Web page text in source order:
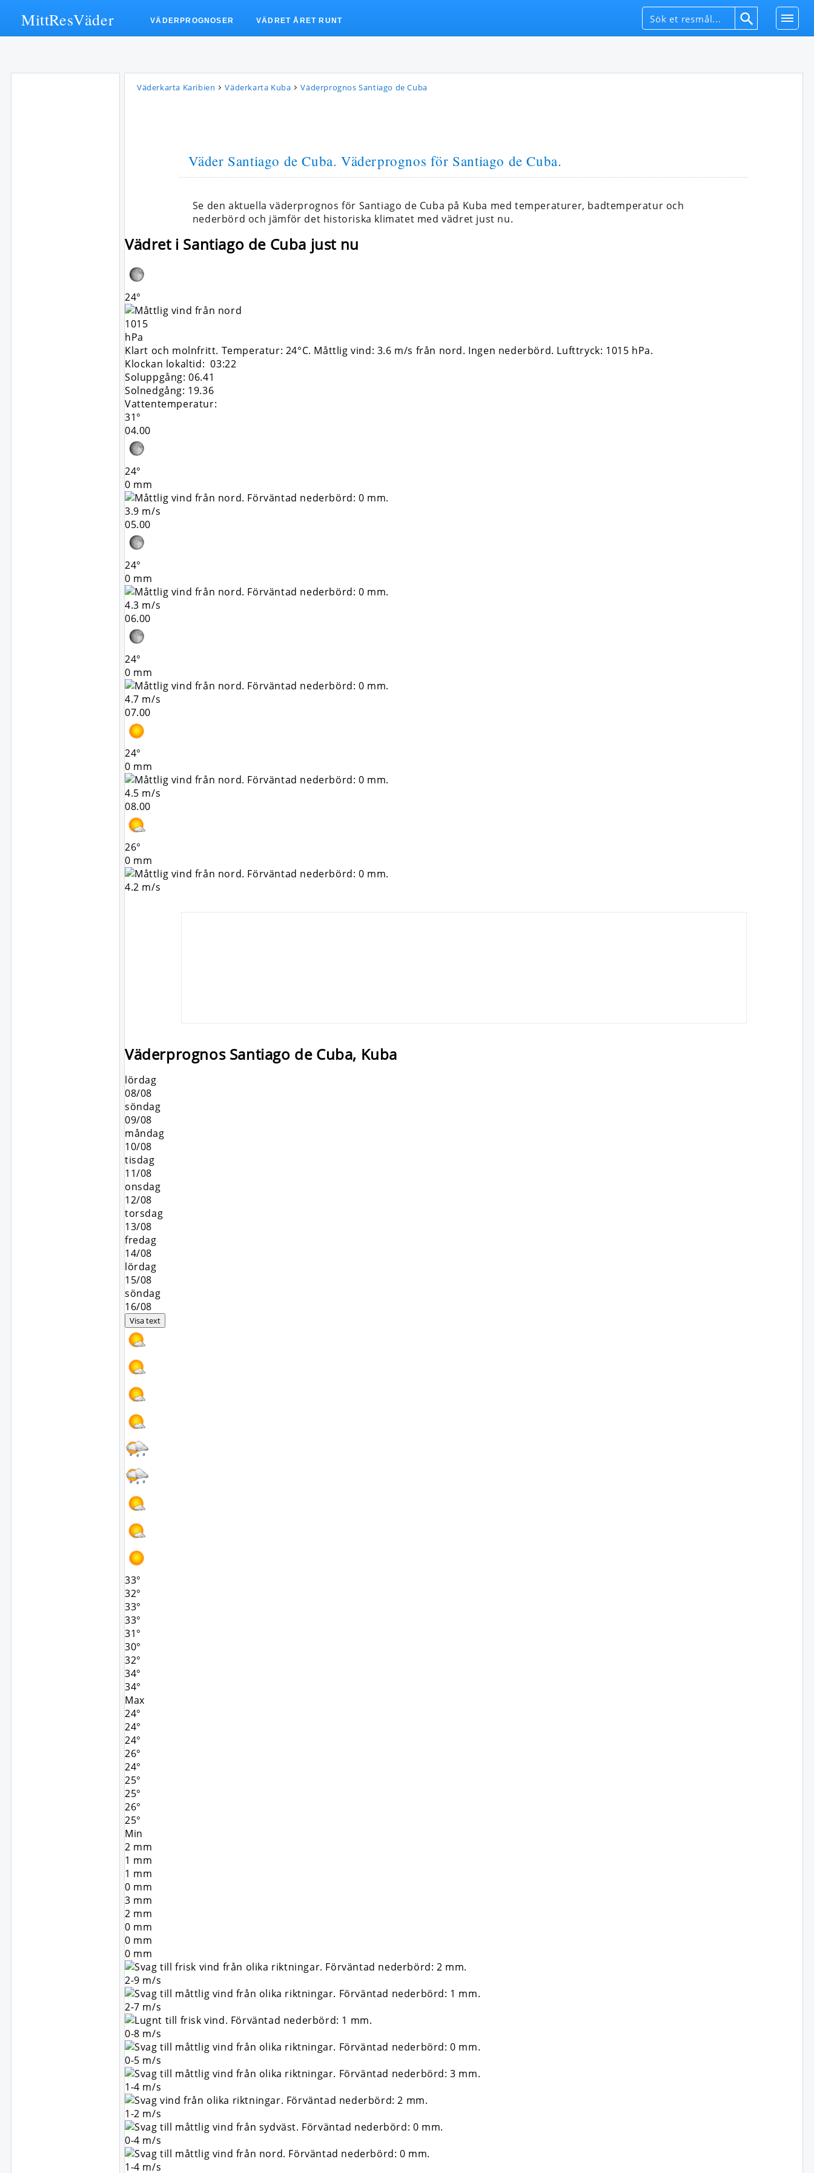
Väderkarta Karibien Väderkarta Kuba Väderprognos Santiago de Cuba
Väder Santiago de Cuba. Väderprognos för Santiago de Cuba.
Se den aktuella väderprognos för Santiago de Cuba på Kuba med temperaturer, badtemperatur och
nederbörd och jämför det historiska klimatet med vädret just nu.
Vädret i Santiago de Cuba just nu
24°
1015
hPa
Klart och molnfritt. Temperatur: 24°C. Måttlig vind: 3.6 m/s från nord. Ingen nederbörd. Lufttryck: 1015 hPa.
Klockan lokaltid: 03:22
Soluppgång: 06.41
Solnedgång: 19.36
Vattentemperatur:
31°
04.00
24°
0 mm
3.9 m/s
05.00
24°
0 mm
4.3 m/s
06.00
24°
0 mm
4.7 m/s
07.00
24°
0 mm
4.5 m/s
08.00
26°
0 mm
4.2 m/s
Väderprognos Santiago de Cuba, Kuba
lördag
08/08
söndag
09/08
måndag
10/08
tisdag
11/08
onsdag
12/08
torsdag
13/08
fredag
14/08
lördag
15/08
söndag
16/08
Visa text
33°
32°
33°
33°
31°
30°
32°
34°
34°
Max
24°
24°
24°
26°
24°
25°
25°
26°
25°
Min
2 mm
1 mm
1 mm
0 mm
3 mm
2 mm
0 mm
0 mm
0 mm
2-9 m/s
2-7 m/s
0-8 m/s
0-5 m/s
1-4 m/s
1-2 m/s
0-4 m/s
1-4 m/s
MittResVäder VÄDERPROGNOSER VÄDRET ÅRET RUNT